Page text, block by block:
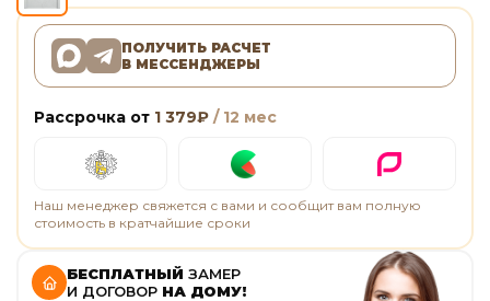
ПОЛУЧИТЬ РАСЧЕТ
В МЕССЕНДЖЕРЫ
Рассрочка от 1 379₽ / 12 мес
Наш менеджер свяжется с вами и сообщит вам полную
стоимость в кратчайшие сроки
БЕСПЛАТНЫЙ ЗАМЕР
И ДОГОВОР НА ДОМУ!